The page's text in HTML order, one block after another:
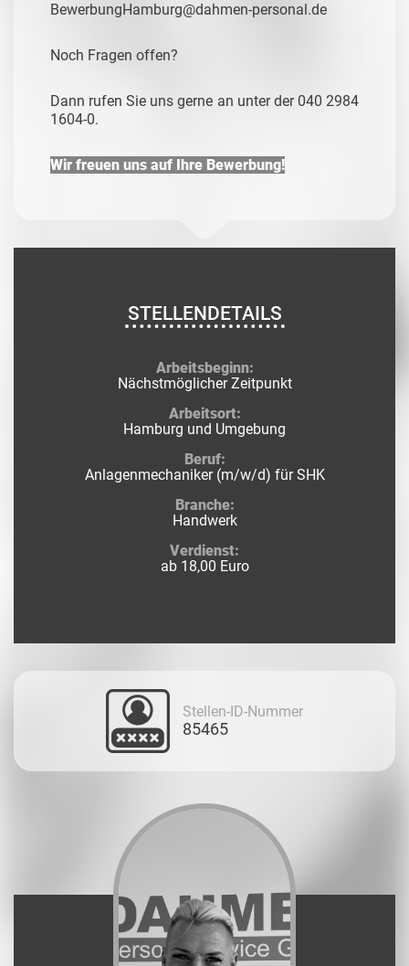
BewerbungHamburg@dahmen-personal.de
Noch Fragen offen?
Dann rufen Sie uns gerne an unter der 040 2984
1604-0.
Wir freuen uns auf Ihre Bewerbung!
STELLENDETAILS
Arbeitsbeginn:
Nächstmöglicher Zeitpunkt
Arbeitsort:
Hamburg und Umgebung
Beruf:
Anlagenmechaniker (m/w/d) für SHK
Branche:
Handwerk
Verdienst:
ab 18,00 Euro
Stellen-ID-Nummer
85465